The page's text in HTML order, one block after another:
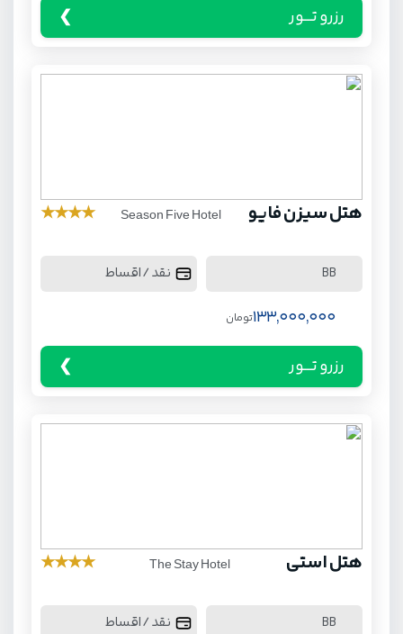
رزرو تـــور
هتل سیزن فایو Season Five Hotel
★
★
★
★
BB نقد / اقساط
133,000,000تومان
رزرو تـــور
هتل استی The Stay Hotel
★
★
★
★
BB نقد / اقساط